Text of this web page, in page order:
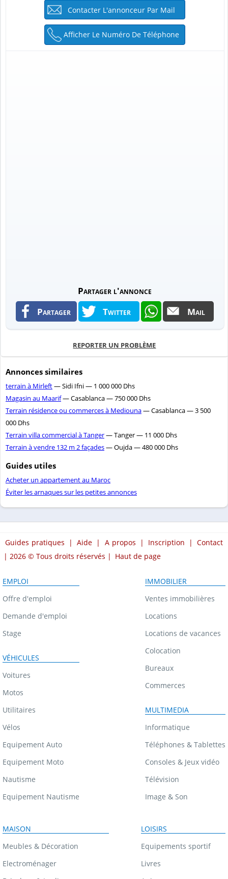
Contacter L'annonceur Par Mail
Partager l'annonce
Partager Twitter Mail
REPORTER UN PROBLÈME
Annonces similaires
terrain à Mirleft— Sidi Ifni — 1 000 000 Dhs
Magasin au Maarif— Casablanca — 750 000 Dhs
Terrain résidence ou commerces à Mediouna— Casablanca — 3 500
000 Dhs
Terrain villa commercial à Tanger— Tanger — 11 000 Dhs
Terrain à vendre 132 m 2 façades— Oujda — 480 000 Dhs
Guides utiles
Acheter un appartement au Maroc
Éviter les arnaques sur les petites annonces
Guides pratiques | Aide | A propos | Inscription | Contact
| 2026 © Tous droits réservés | Haut de page
EMPLOI
Offre d'emploi
Demande d'emploi
Stage
VÉHICULES
Voitures
Motos
Utilitaires
Vélos
Equipement Auto
Equipement Moto
Nautisme
Equipement Nautisme
IMMOBILIER
Ventes immobilières
Locations
Locations de vacances
Colocation
Bureaux
Commerces
MULTIMEDIA
Informatique
Téléphones & Tablettes
Consoles & Jeux vidéo
Télévision
Image & Son
MAISON
Meubles & Décoration
Electroménager
LOISIRS
Equipements sportif
Livres